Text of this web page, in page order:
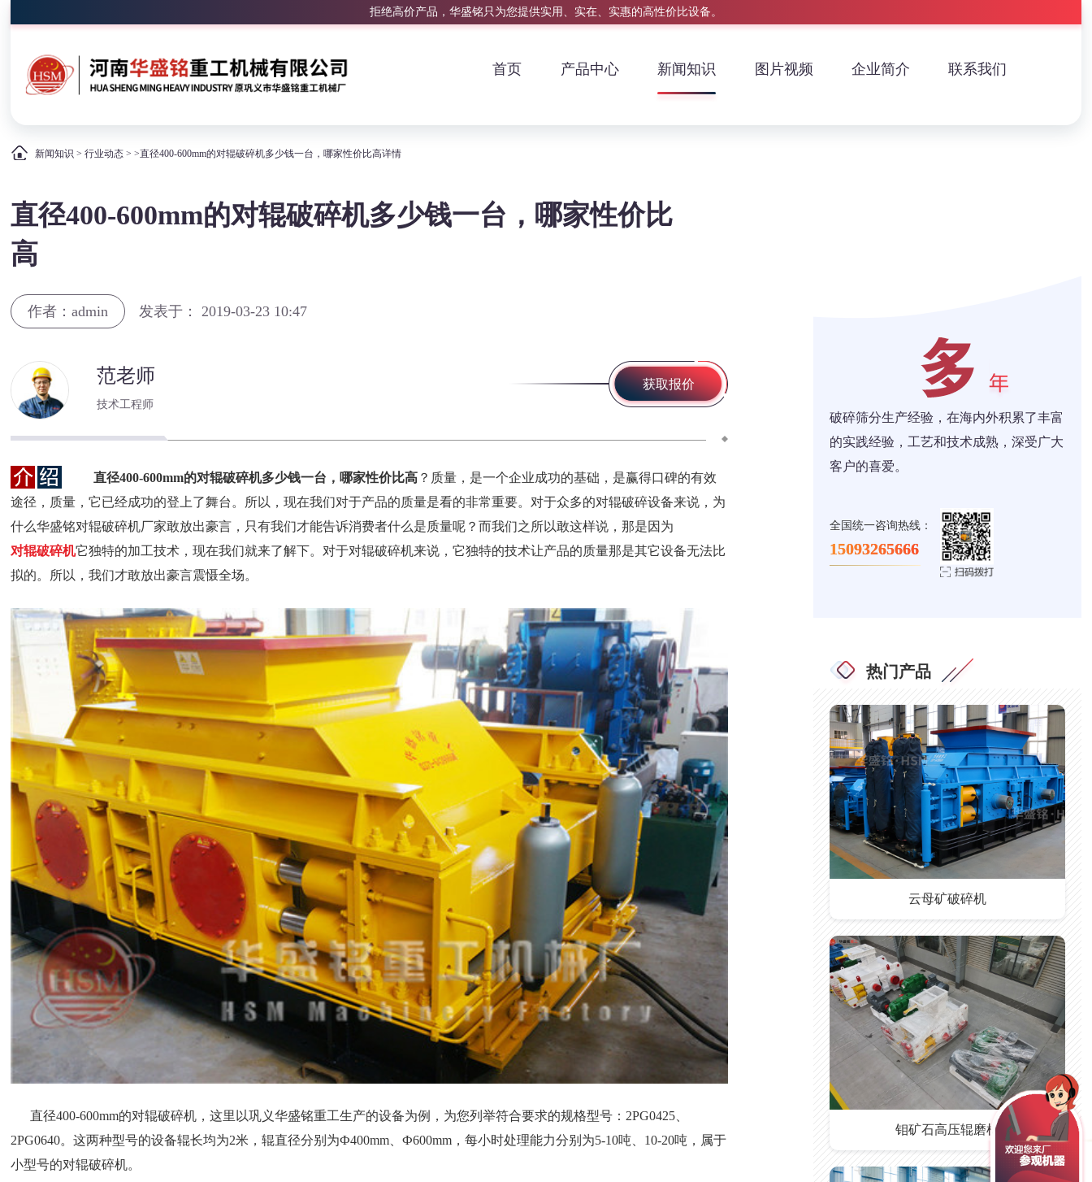
拒绝高价产品，华盛铭只为您提供实用、实在、实惠的高性价比设备。
首页 产品中心 新闻知识 图片视频 企业简介 联系我们
新闻知识 >行业动态 > >直径400-600mm的对辊破碎机多少钱一台，哪家性价比高详情
直径400-600mm的对辊破碎机多少钱一台，哪家性价比
高
作者：admin 发表于： 2019-03-23 10:47
范老师
技术工程师
获取报价
直径400-600mm的对辊破碎机多少钱一台，哪家性价比高 ？质量，是一个企业成功的基础，是赢得口碑的有效
途径，质量，它已经成功的登上了舞台。所以，现在我们对于产品的质量是看的非常重要。对于众多的对辊破碎设备来说，为
什么华盛铭对辊破碎机厂家敢放出豪言，只有我们才能告诉消费者什么是质量呢？而我们之所以敢这样说，那是因为
对辊破碎机它独特的加工技术，现在我们就来了解下。对于对辊破碎机来说，它独特的技术让产品的质量那是其它设备无法比
拟的。所以，我们才敢放出豪言震慑全场。
直径400-600mm的对辊破碎机，这里以巩义华盛铭重工生产的设备为例，为您列举符合要求的规格型号：2PG0425、
2PG0640。这两种型号的设备辊长均为2米，辊直径分别为Ф400mm、Ф600mm，每小时处理能力分别为5-10吨、10-20吨，属于
小型号的对辊破碎机。
破碎筛分生产经验，在海内外积累了丰富
的实践经验，工艺和技术成熟，深受广大
客户的喜爱。
全国统一咨询热线：
15093265666
热门产品
云母矿破碎机
钼矿石高压辊磨机